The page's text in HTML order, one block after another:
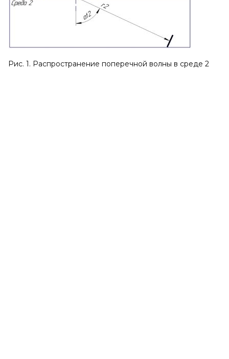
Рис. 1. Распространение поперечной волны в среде 2